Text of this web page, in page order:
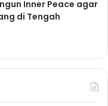
Inner Peace agar
di Tengah